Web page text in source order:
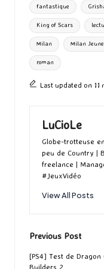
k n
er
fantastique
King of Scars
Milan Milan
roman
Last updated on 11
LuCioLe
Globe-trotteuse
peu de Country |
freelance |
#JeuxVidéo
View All Posts
Post
Previous Post
[PS4] Test de Dragon
Builders 2